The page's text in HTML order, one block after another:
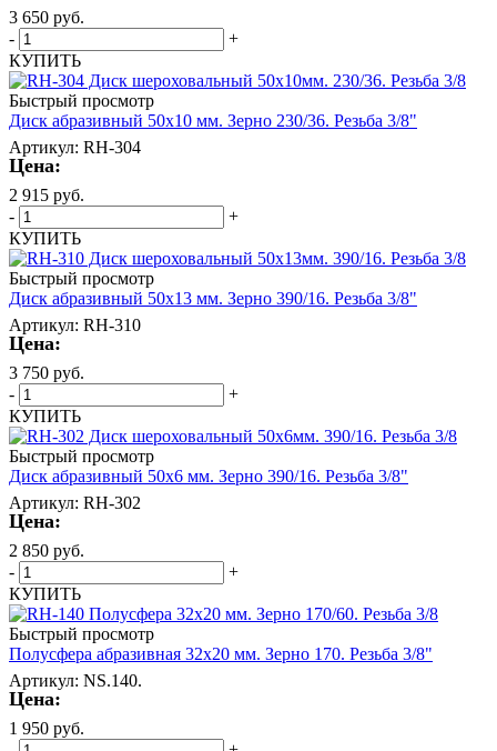
3 650 руб.
-
+
КУПИТЬ
Быстрый просмотр
Диск абразивный 50х10 мм. Зерно 230/36. Резьба 3/8"
Артикул: RH-304
Цена:
2 915 руб.
-
+
КУПИТЬ
Быстрый просмотр
Диск абразивный 50х13 мм. Зерно 390/16. Резьба 3/8"
Артикул: RH-310
Цена:
3 750 руб.
-
+
КУПИТЬ
Быстрый просмотр
Диск абразивный 50х6 мм. Зерно 390/16. Резьба 3/8"
Артикул: RH-302
Цена:
2 850 руб.
-
+
КУПИТЬ
Быстрый просмотр
Полусфера абразивная 32х20 мм. Зерно 170. Резьба 3/8"
Артикул: NS.140.
Цена:
1 950 руб.